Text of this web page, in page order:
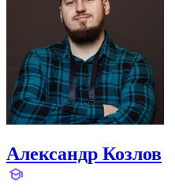
Александр Козлов